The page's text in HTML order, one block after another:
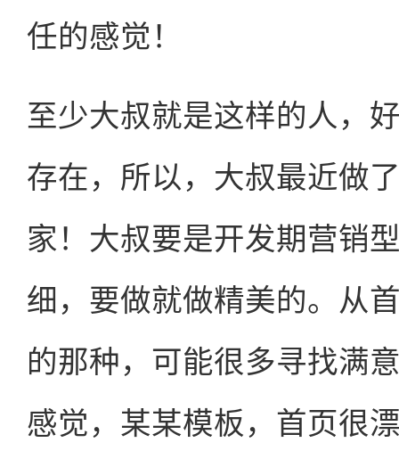
任的感觉！
至少大叔就是这样的人，
存在，所以，大叔最近做
家！大叔要是开发期营销
细，要做就做精美的。从
的那种，可能很多寻找满
感觉，某某模板，首页很